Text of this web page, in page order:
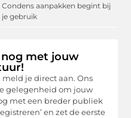
Condens aanpakken begint bij
je gebruik
met jouw
je direct aan. Ons
gelegenheid om jouw
met een breder publiek
en zet de eerste